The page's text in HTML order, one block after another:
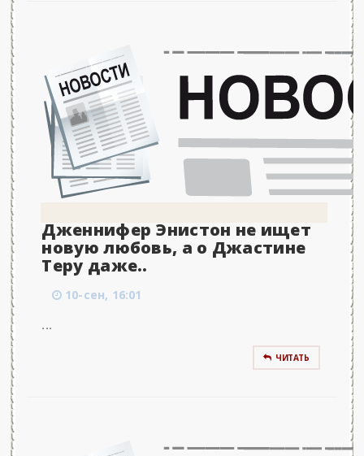
Дженнифер Энистон не ищет
новую любовь, а о Джастине
Теру даже..
10-сен, 16:01
...
ЧИТАТЬ